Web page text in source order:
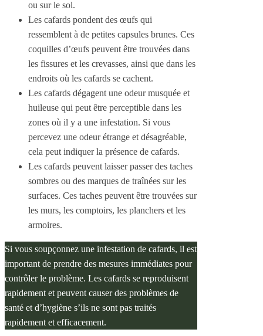
ou sur le sol.
Les cafards pondent des œufs qui
ressemblent à de petites capsules brunes. Ces
coquilles d’œufs peuvent être trouvées dans
les fissures et les crevasses, ainsi que dans les
endroits où les cafards se cachent.
Les cafards dégagent une odeur musquée et
huileuse qui peut être perceptible dans les
zones où il y a une infestation. Si vous
percevez une odeur étrange et désagréable,
cela peut indiquer la présence de cafards.
Les cafards peuvent laisser passer des taches
sombres ou des marques de traînées sur les
surfaces. Ces taches peuvent être trouvées sur
les murs, les comptoirs, les planchers et les
armoires.
Si vous soupçonnez une infestation de cafards, il est
important de prendre des mesures immédiates pour
contrôler le problème. Les cafards se reproduisent
rapidement et peuvent causer des problèmes de
santé et d’hygiène s’ils ne sont pas traités
rapidement et efficacement.